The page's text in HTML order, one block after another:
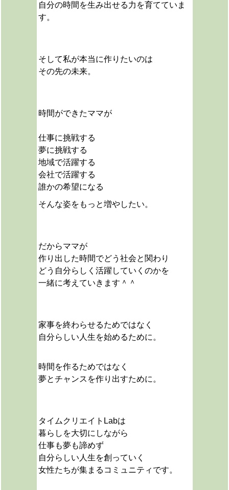
自分の時間を生み出せる力を育てていま
す。
そして私が本当に作りたいのは
その先の未来。
時間ができたママが
仕事に挑戦する
夢に挑戦する
地域で活躍する
会社で活躍する
誰かの希望になる
そんな姿をもっと増やしたい。
だからママが
作り出した時間でどう社会と関わり
どう自分らしく活躍していくのかを
一緒に考えていきます＾＾
家事を終わらせるためではなく
自分らしい人生を始めるために。
時間を作るためではなく
夢とチャンスを作り出すために。
タイムクリエイトLabは
暮らしを大切にしながら
仕事も夢も諦めず
自分らしい人生を創っていく
女性たちが集まるコミュニティです。